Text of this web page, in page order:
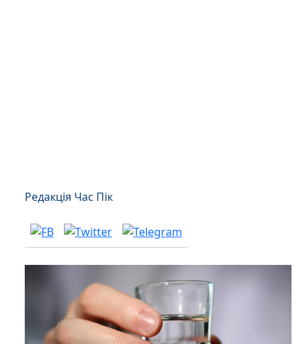
Редакція Час Пік